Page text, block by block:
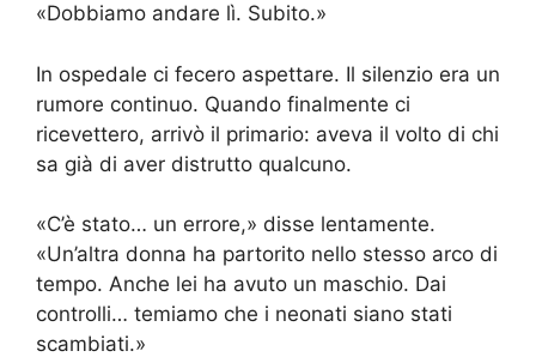
«Dobbiamo andare lì. Subito.»
In ospedale ci fecero aspettare. Il silenzio era un
rumore continuo. Quando finalmente ci
ricevettero, arrivò il primario: aveva il volto di chi
sa già di aver distrutto qualcuno.
«C’è stato… un errore,» disse lentamente.
«Un’altra donna ha partorito nello stesso arco di
tempo. Anche lei ha avuto un maschio. Dai
controlli… temiamo che i neonati siano stati
scambiati.»